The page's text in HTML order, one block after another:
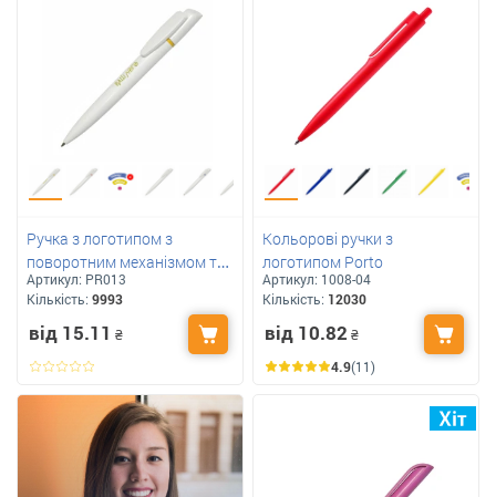
Ручка з логотипом з
поворотним механізмом та
кольоровим кільцем Арт:
PR013
Артикул: PR013
Кількість: 9993
від 15.11 ₴
Кольорові ручки з
логотипом Porto
Артикул: 1008-04
Кількість: 12030
від 10.82 ₴
4.9(11)